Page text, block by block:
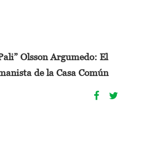
Olsson Argumedo: El
de la Casa Común